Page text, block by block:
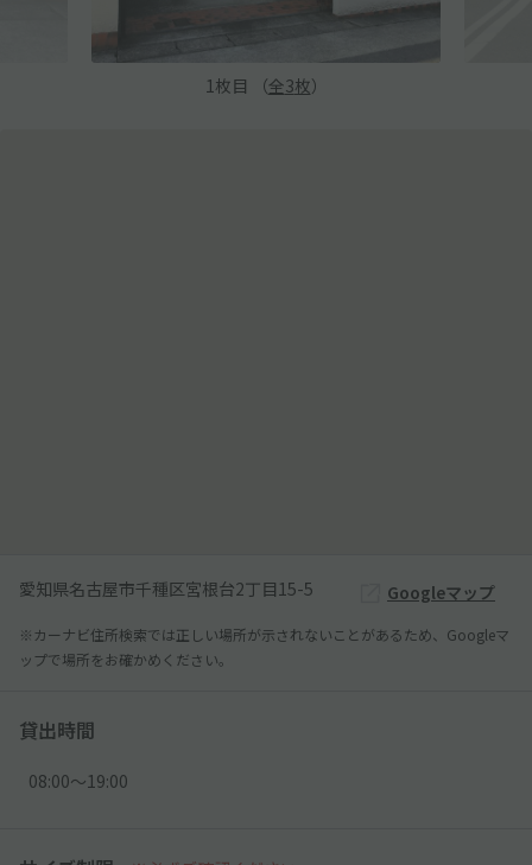
1 枚目 （全3枚）
愛知県名古屋市千種区宮根台2丁目15-5 Googleマップ
※カーナビ住所検索では正しい場所が示されないことがあるため、Googleマ
ップで場所をお確かめください。
貸出時間
08:00〜19:00